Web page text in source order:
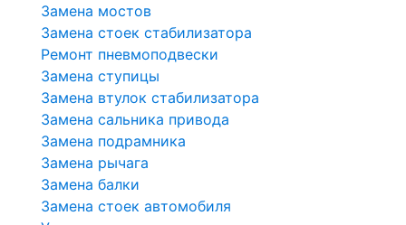
Замена мостов
Замена стоек стабилизатора
Ремонт пневмоподвески
Замена ступицы
Замена втулок стабилизатора
Замена сальника привода
Замена подрамника
Замена рычага
Замена балки
Замена стоек автомобиля